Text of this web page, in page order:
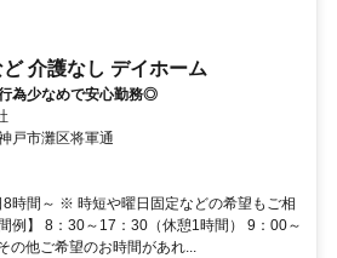
介護なし デイホーム
為少なめで安心勤務◎
戸市灘区将軍通
時間～ ※ 時短や曜日固定などの希望もご相
例】 8：30～17：30（休憩1時間） 9：00～
の他ご希望のお時間があれ...